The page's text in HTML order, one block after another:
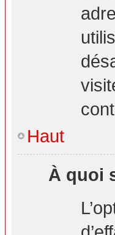
Haut
À quoi